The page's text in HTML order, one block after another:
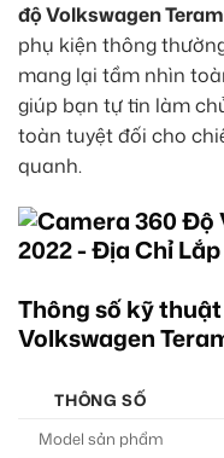
độ Volkswagen
phụ kiện thông
mang lại tầm nhìn
giúp bạn tự tin làm
toàn tuyệt đối cho
quanh.
Thông số kỹ
Volkswagen
THÔNG SỐ
Model sản phẩm